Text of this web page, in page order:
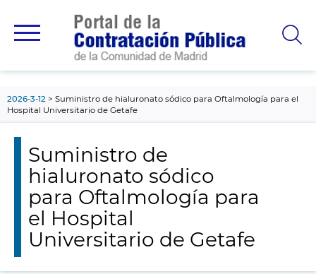
principal
2026-3-12
Suministro de hialuronato sódico para Oftalmología para el
Hospital Universitario de Getafe
Suministro de
hialuronato sódico
para Oftalmología para
el Hospital
Universitario de Getafe